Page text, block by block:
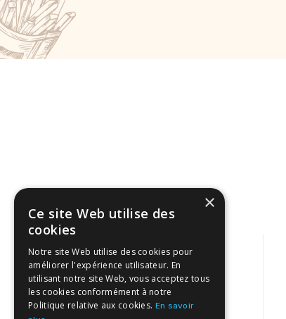
Liens utiles
×
Ce site Web utilise des
cookies
Notre site Web utilise des cookies pour
améliorer l'expérience utilisateur. En
utilisant notre site Web, vous acceptez tous
les cookies conformément à notre
Politique relative aux cookies. En savoir